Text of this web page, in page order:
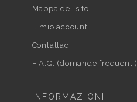
Mappa del sito
Il mio account
Contattaci
F.A.Q. (domande frequenti)
INFORMAZIONI